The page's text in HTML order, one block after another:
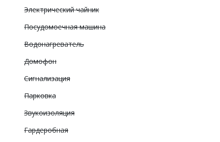
Электрический чайник
Посудомоечная машина
Водонагреватель
Домофон
Сигнализация
Парковка
Звукоизоляция
Гардеробная